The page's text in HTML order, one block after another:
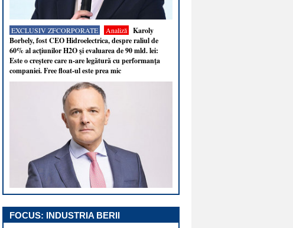
EXCLUSIV ZFCORPORATE Analiză
Karoly
Borbely, fost CEO Hidroelectrica, despre raliul de
60% al acţiunilor H2O şi evaluarea de 90 mld. lei:
Este o creştere care n-are legătură cu performanţa
companiei. Free float-ul este prea mic
FOCUS: INDUSTRIA BERII